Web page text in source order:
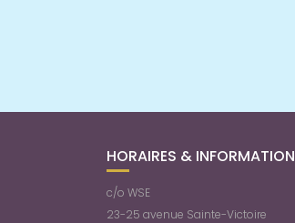
HORAIRES & INFORMATION
c/o WSE
23-25 avenue Sainte-Victoire